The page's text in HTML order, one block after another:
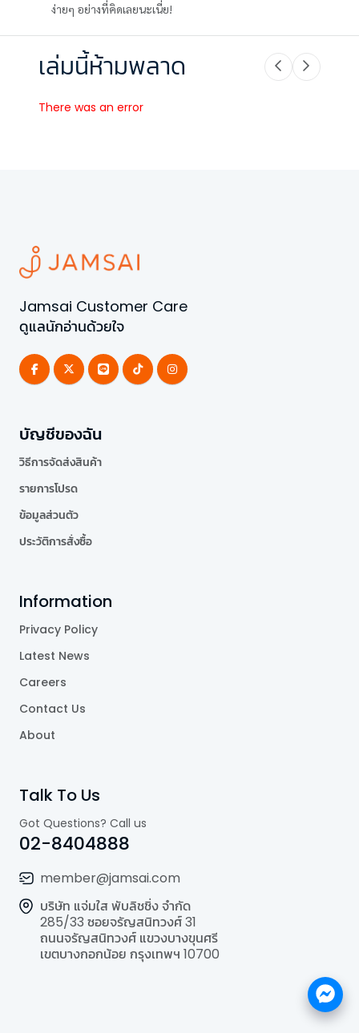
ง่ายๆ อย่างที่คิดเลยนะเนี่ย!
เล่มนี้ห้ามพลาด
There was an error
Jamsai Customer Care
ดูแลนักอ่านด้วยใจ
บัญชีของฉัน
วิธีการจัดส่งสินค้า
รายการโปรด
ข้อมูลส่วนตัว
ประวัติการสั่งซื้อ
Information
Privacy Policy
Latest News
Careers
Contact Us
About
Talk To Us
Got Questions? Call us
02-8404888
member@jamsai.com
บริษัท แจ่มใส พับลิชชิ่ง จำกัด
285/33 ซอยจรัญสนิทวงศ์ 31
ถนนจรัญสนิทวงศ์ แขวงบางขุนศรี
เขตบางกอกน้อย กรุงเทพฯ 10700